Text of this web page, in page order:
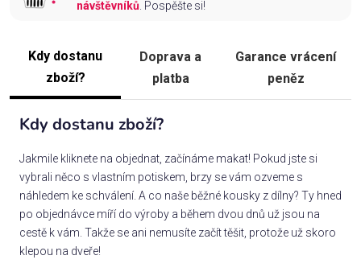
návštěvníků. Pospěšte si!
Kdy dostanu
zboží?
Doprava a
platba
Garance vrácení
peněz
Kdy dostanu zboží?
Jakmile kliknete na objednat, začínáme makat! Pokud jste si
vybrali něco s vlastním potiskem, brzy se vám ozveme s
náhledem ke schválení. A co naše běžné kousky z dílny? Ty hned
po objednávce míří do výroby a během dvou dnů už jsou na
cestě k vám. Takže se ani nemusíte začít těšit, protože už skoro
klepou na dveře!